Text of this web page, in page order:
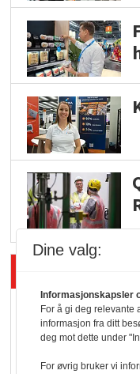
Dine valg:
Informasjonskapsler
For å gi deg relevante
informasjon fra ditt
deg mot dette under
For øvrig bruker vi